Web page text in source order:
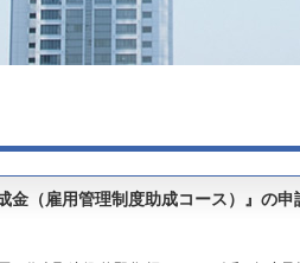
金（雇用管理制度助成コース）』の申